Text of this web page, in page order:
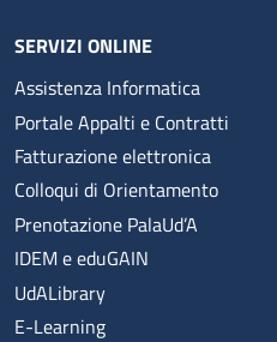
SERVIZI ONLINE
Assistenza Informatica
Portale Appalti e Contratti
Fatturazione elettronica
Colloqui di Orientamento
Prenotazione PalaUd’A
IDEM e eduGAIN
UdALibrary
E-Learning